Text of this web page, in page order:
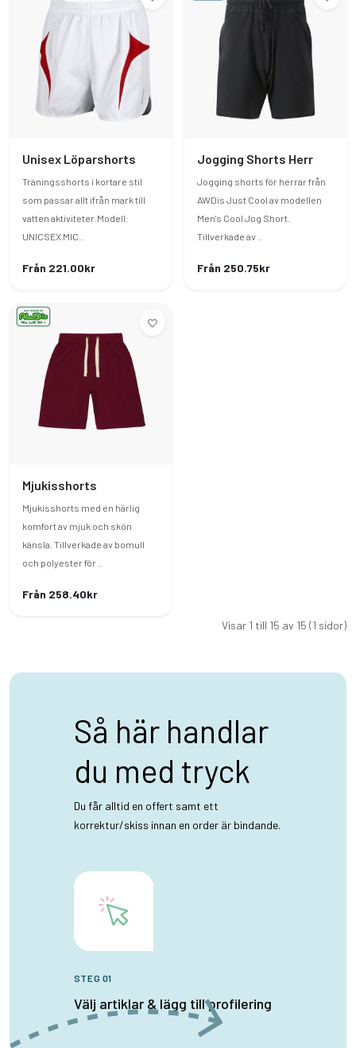
Unisex Löparshorts
Träningsshorts i kortare stil
som passar allt ifrån mark till
vatten aktiviteter.Modell:
UNICSEX MIC..
Från 221.00kr
Jogging Shorts Herr
Jogging shorts för herrar från
AWDis Just Cool av modellen
Men's Cool Jog Short.
Tillverkade av ..
Från 250.75kr
Mjukisshorts
Mjukisshorts med en härlig
komfort av mjuk och skön
känsla. Tillverkade av bomull
och polyester för ..
Från 258.40kr
Visar 1 till 15 av 15 (1 sidor)
Så här handlar
du med tryck
Du får alltid en offert samt ett
korrektur/skiss innan en order är bindande.
STEG 01
Välj artiklar & lägg till profilering